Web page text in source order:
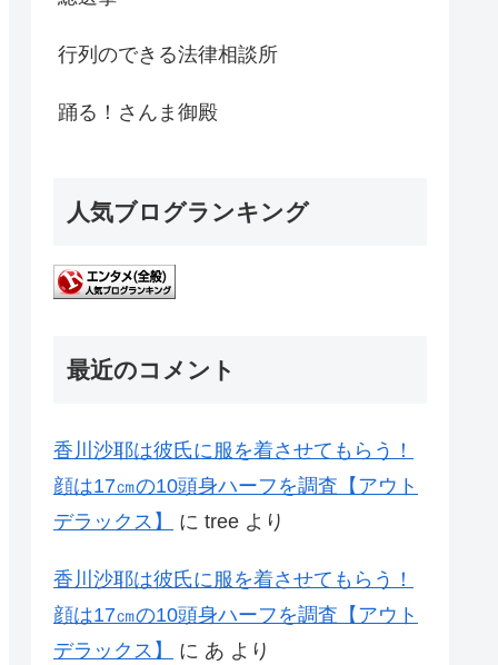
行列のできる法律相談所
踊る！さんま御殿
人気ブログランキング
最近のコメント
香川沙耶は彼氏に服を着させてもらう！
顔は17㎝の10頭身ハーフを調査【アウト
デラックス】
に tree より
香川沙耶は彼氏に服を着させてもらう！
顔は17㎝の10頭身ハーフを調査【アウト
デラックス】
に あ より